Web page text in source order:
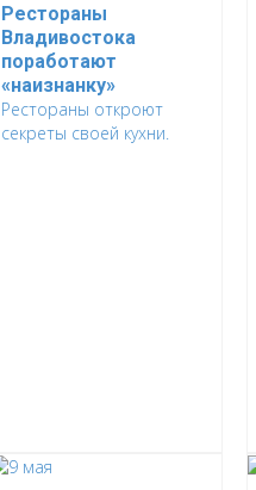
Рестораны
Владивостока
поработают
«наизнанку»
Рестораны откроют
секреты своей кухни.